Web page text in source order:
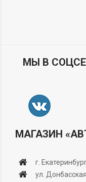
МЫ В
МАГАЗИН
г.
ул.